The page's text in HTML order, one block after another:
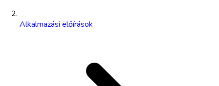
Alkalmazási előírások